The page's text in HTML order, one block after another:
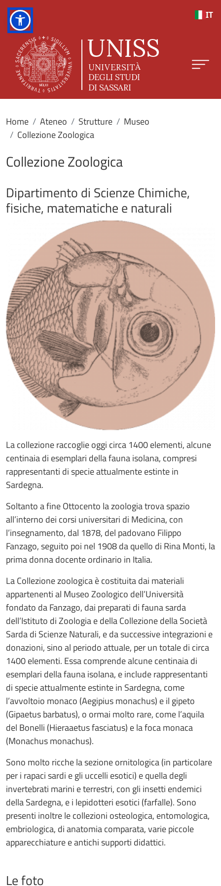
IT
Home Ateneo Strutture
Museo
Collezione Zoologica
Collezione Zoologica
Dipartimento di Scienze Chimiche,
fisiche, matematiche e naturali
La collezione raccoglie oggi circa 1400 elementi, alcune
centinaia di esemplari della fauna isolana, compresi
rappresentanti di specie attualmente estinte in
Sardegna.
Soltanto a fine Ottocento la zoologia trova spazio
all’interno dei corsi universitari di Medicina, con
l’insegnamento, dal 1878, del padovano Filippo
Fanzago, seguito poi nel 1908 da quello di Rina Monti, la
prima donna docente ordinario in Italia.
La Collezione zoologica è costituita dai materiali
appartenenti al Museo Zoologico dell’Università
fondato da Fanzago, dai preparati di fauna sarda
dell’Istituto di Zoologia e della Collezione della Società
Sarda di Scienze Naturali, e da successive integrazioni e
donazioni, sino al periodo attuale, per un totale di circa
1400 elementi. Essa comprende alcune centinaia di
esemplari della fauna isolana, e include rappresentanti
di specie attualmente estinte in Sardegna, come
l’avvoltoio monaco (Aegipius monachus) e il gipeto
(Gipaetus barbatus), o ormai molto rare, come l’aquila
del Bonelli (Hieraaetus fasciatus) e la foca monaca
(Monachus monachus).
Sono molto ricche la sezione ornitologica (in particolare
per i rapaci sardi e gli uccelli esotici) e quella degli
invertebrati marini e terrestri, con gli insetti endemici
della Sardegna, e i lepidotteri esotici (farfalle). Sono
presenti inoltre le collezioni osteologica, entomologica,
embriologica, di anatomia comparata, varie piccole
apparecchiature e antichi supporti didattici.
Le foto